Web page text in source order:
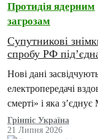
Протидія ядерним
загрозам
Супутникові
спробу РФ
Нові дані
електропередачі
смерті» і яка
інфраструктура є
щодо…
Грінпіс Україна
21 Липня 2026